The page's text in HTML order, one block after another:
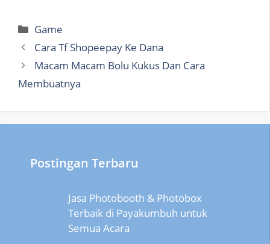
Categories
Game
Cara Tf Shopeepay Ke Dana
Macam Macam Bolu Kukus Dan Cara
Membuatnya
Postingan Terbaru
Jasa Photobooth & Photobox
Terbaik di Payakumbuh untuk
Semua Acara